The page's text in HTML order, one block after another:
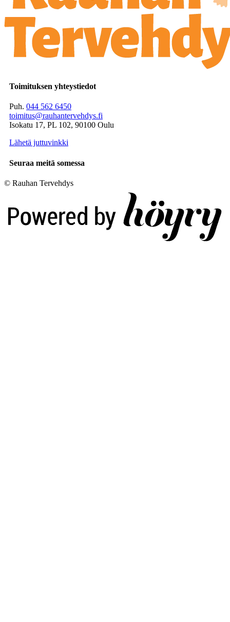
Toimituksen yhteystiedot
Puh. 044 562 6450
toimitus@rauhantervehdys.fi
Isokatu 17, PL 102, 90100 Oulu
Lähetä juttuvinkki
Seuraa meitä somessa
© Rauhan Tervehdys